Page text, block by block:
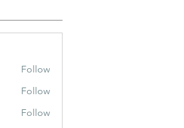
Follow
Follow
Follow